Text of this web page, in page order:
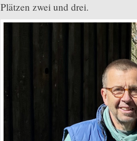
Plätzen zwei und drei.